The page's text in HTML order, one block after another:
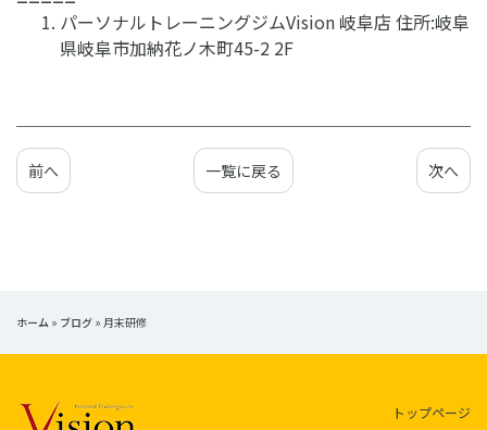
パーソナルトレーニングジムVision 岐阜店 住所:岐阜
県岐阜市加納花ノ木町45-2 2F
前へ 一覧に戻る 次へ
ホーム » ブログ » 月末研修
トップページ